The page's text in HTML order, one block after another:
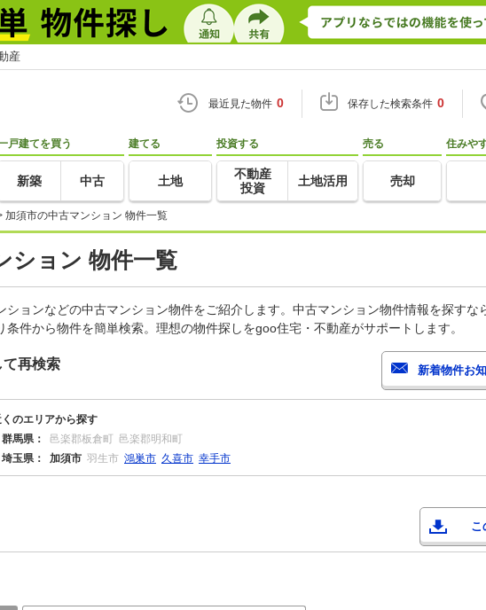
産
最近見た物件 0 保存した検索条件 0
戸建てを買う
新築 中古
建てる
土地
投資する
不動産
投資
土地活用
売る
売却
住みや
加須市の中古マンション 物件一覧
ション 物件一覧
ョンなどの中古マンション物件をご紹介します。中古マンション物件情報を探すな
件から物件を簡単検索。理想の物件探しをgoo住宅・不動産がサポートします。
て再検索
のエリアから探す
馬県：
邑楽郡板倉町 邑楽郡明和町
玉県：
加須市 羽生市 鴻巣市 久喜市 幸手市
こ